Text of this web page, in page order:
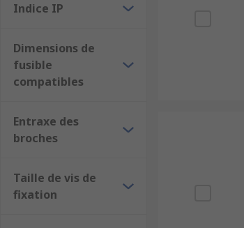
Indice IP
Dimensions de
fusible
compatibles
Entraxe des
broches
Taille de vis de
fixation